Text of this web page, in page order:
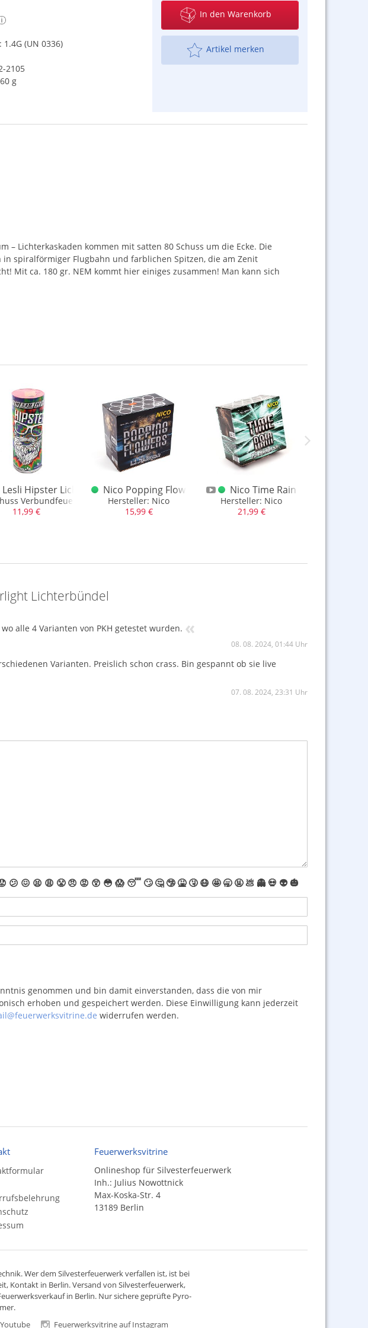
(UN 0336)
2105
g
In den Warenkorb
Artikel merken
Lichterkaskaden kommen mit satten 80 Schuss um die Ecke. Die
spiralförmiger Flugbahn und farblichen Spitzen, die am Zenit
Mit ca. 180 gr. NEM kommt hier einiges zusammen! Man kann sich
Lesli Hipster Lichterbündel
Verbundfeuerwerk aus römischen Lichtern
11,99 €
Nico Popping Flowers
Hersteller: Nico
15,99 €
Nico Time Rain
Hersteller: Nico
21,99 €
Lichterbündel
alle 4 Varianten von PKH getestet wurden. «
08. 08. 2024, 01:44 Uhr
Varianten. Preislich schon crass. Bin gespannt ob sie live
07. 08. 2024, 23:31 Uhr
😕 😖 😫 😩 😤 😠 😡 😲 😳 😱 😴 🙄 🤔 🤥 🤮 🤧 😷 🤩 🥱 🤬 💩 👻 💀 👽 🎃
genommen und bin damit einverstanden, dass die von mir
erhoben und gespeichert werden. Diese Einwilligung kann jederzeit
widerrufen werden.
Feuerwerksvitrine
Onlineshop für Silvesterfeuerwerk
Inh.: Julius Nowottnick
Max-Koska-Str. 4
13189 Berlin
. Wer dem Silvesterfeuerwerk verfallen ist, ist bei
, Kontakt in Berlin. Versand von Silvesterfeuerwerk,
in Berlin. Nur sichere geprüfte Pyro-
Feuerwerksvitrine auf Instagram